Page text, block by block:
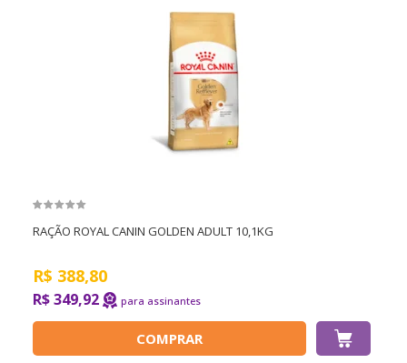
RAÇÃO ROYAL CANIN GOLDEN ADULT 10,1KG
R$ 388,80
R$ 349,92
COMPRAR